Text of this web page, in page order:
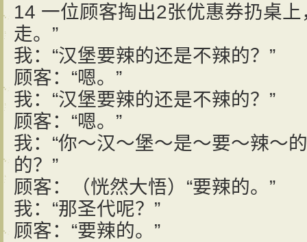
14 一位顾客掏出2张优惠券扔桌
走。”
我：“汉堡要辣的还是不辣的？”
顾客：“嗯。”
我：“汉堡要辣的还是不辣的？”
顾客：“嗯。”
我：“你～汉～堡～是～要～辣～
的？”
顾客：（恍然大悟）“要辣的。”
我：“那圣代呢？”
顾客：“要辣的。”